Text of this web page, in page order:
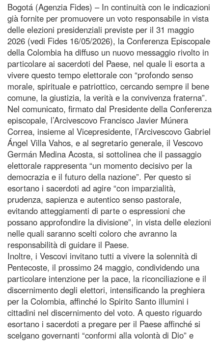
Bogotá (Agenzia Fides) – In continuità con le indicazioni
già fornite per promuovere un voto responsabile in vista
delle elezioni presidenziali previste per il 31 maggio
2026 (vedi Fides 16/05/2026), la Conferenza Episcopale
della Colombia ha diffuso un nuovo messaggio rivolto in
particolare ai sacerdoti del Paese, nel quale li esorta a
vivere questo tempo elettorale con “profondo senso
morale, spirituale e patriottico, cercando sempre il bene
comune, la giustizia, la verità e la convivenza fraterna”.
Nel comunicato, firmato dal Presidente della Conferenza
episcopale, l’Arcivescovo Francisco Javier Múnera
Correa, insieme al Vicepresidente, l’Arcivescovo Gabriel
Ángel Villa Vahos, e al segretario generale, il Vescovo
Germán Medina Acosta, si sottolinea che il passaggio
elettorale rappresenta “un momento decisivo per la
democrazia e il futuro della nazione”. Per questo si
esortano i sacerdoti ad agire “con imparzialità,
prudenza, sapienza e autentico senso pastorale,
evitando atteggiamenti di parte o espressioni che
possano approfondire la divisione”, in vista delle elezioni
nelle quali saranno scelti coloro che avranno la
responsabilità di guidare il Paese.
Inoltre, i Vescovi invitano tutti a vivere la solennità di
Pentecoste, il prossimo 24 maggio, condividendo una
particolare intenzione per la pace, la riconciliazione e il
discernimento degli elettori, intensificando la preghiera
per la Colombia, affinché lo Spirito Santo illumini i
cittadini nel discernimento del voto. A questo riguardo
esortano i sacerdoti a pregare per il Paese affinché si
scelgano governanti “conformi alla volontà di Dio” e